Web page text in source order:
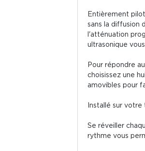
Entièrement
sans la diffusion
l'atténuation
ultrasonique
Pour répondre
choisissez une
amovibles pour
Installé sur votre
Se réveiller
rythme vous